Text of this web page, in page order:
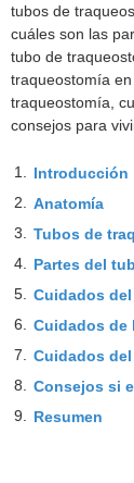
tubos de
cuáles son las
tubo de
traqueostomía
traqueostomía,
consejos para
1. Introducción
2. Anatomía
3. Tubos de
4. Partes del
5. Cuidados
6. Cuidados de
7. Cuidados
8. Consejos si
9. Resumen